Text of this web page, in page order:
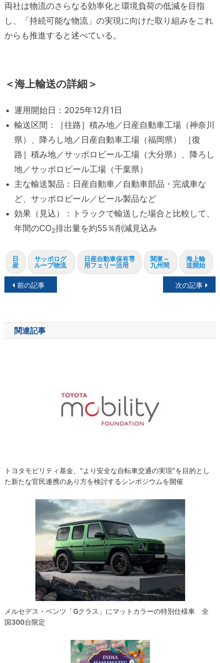
両社は物流のさらなる効率化と環境負荷の低減を目指
し、「持続可能な物流」の実現に向けた取り組みをこれ
からも推進すると述べている。
＜海上輸送の詳細＞
運用開始日：2025年12月1日
輸送区間：［往路］積み地／日産自動車工場（神奈川
県）、降ろし地／日産自動車工場（福岡県） ［復
路］積み地／サッポロビール工場（大分県）、降ろし
地／サッポロビール工場（千葉県）
主な輸送製品：日産自動車／自動車部品・完成車な
ど、サッポロビール／ビール製品など
効果（見込）：トラックで輸送した場合と比較して、
年間のCO2排出量を約55％削減見込み
日
産
サッポログ
ループ物流
日産自動車保有専
用フェリー活用
関東～
九州間
海上輸
送開始
投
ナ
ビ
前の記事 次の記事
関連記事
トヨタモビリティ基金、“より安全な自転車交通の実現”を目的とし
た新たな官民連携のあり方を検討するシンポジウムを開催
メルセデス・ベンツ「Gクラス」にマットカラーの特別仕様車 全
国300台限定